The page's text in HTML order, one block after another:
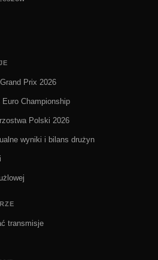
Prix 2026
Championship
Polski 2026
wyniki i bilans drużyn
transmisje